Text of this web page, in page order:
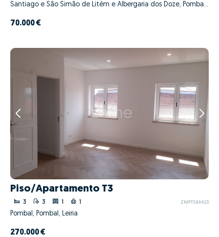
Santiago e São Simão de Litém e Albergaria dos Doze, Pombal, Leiria
70.000 €
Piso/Apartamento T3
3 3 1 1 ZMPT590423
Pombal, Pombal, Leiria
270.000 €